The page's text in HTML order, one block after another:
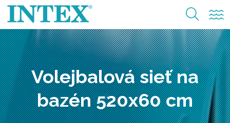
Volejbalová sieť na
bazén 520x60 cm